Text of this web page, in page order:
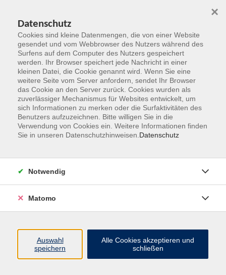
Zum Hauptinhalt springen
Der Kurs konnte nicht gefunden werden.
Erich-Kästner-Str. 5
65232 Taunusstein
info@vhs-rtk.de
Tel: 06128-92770
Datenschutz
Cookies sind kleine Datenmengen, die von einer Website
gesendet und vom Webbrowser des Nutzers während des
Surfens auf dem Computer des Nutzers gespeichert
werden. Ihr Browser speichert jede Nachricht in einer
kleinen Datei, die Cookie genannt wird. Wenn Sie eine
weitere Seite vom Server anfordern, sendet Ihr Browser
das Cookie an den Server zurück. Cookies wurden als
zuverlässiger Mechanismus für Websites entwickelt, um
sich Informationen zu merken oder die Surfaktivitäten des
Benutzers aufzuzeichnen. Bitte willigen Sie in die
Verwendung von Cookies ein. Weitere Informationen finden
Sie in unseren Datenschutzhinweisen. Datenschutz
×
Notwendig
Matomo
Auswahl
speichern
Alle Cookies akzeptieren und
schließen